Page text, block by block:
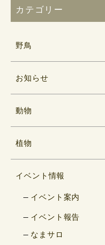
カテゴリー
野鳥
お知らせ
動物
植物
イベント情報
イベント案内
イベント報告
なまサロ